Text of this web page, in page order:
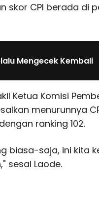
skor CPI berada di
Mengecek Kembali
Ketua Komisi
menurunnya
ranking 102.
biasa-saja, ini kita
sesal Laode.